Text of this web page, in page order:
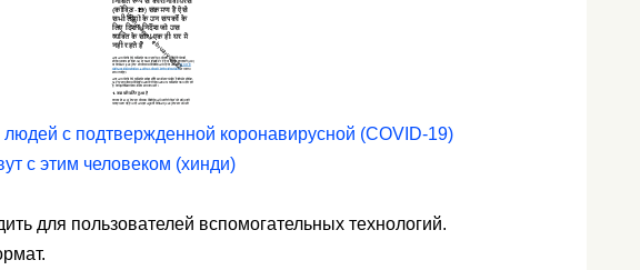
людей с подтвержденной коронавирусной (COVID-19)
с этим человеком (хинди)
для пользователей вспомогательных технологий.